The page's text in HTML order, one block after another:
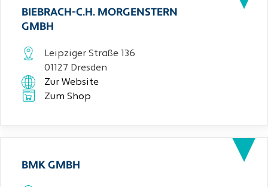
BIEBRACH-C.H. MORGENSTERN
GMBH
Leipziger Straße 136
01127 Dresden
Zur Website
Zum Shop
BMK GMBH